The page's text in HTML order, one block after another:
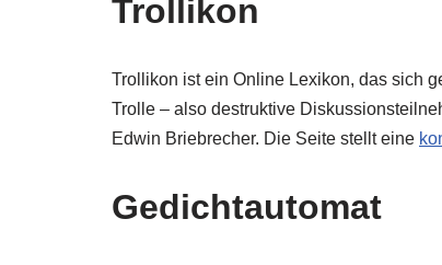
Trollikon
Trollikon ist ein Online Lexikon, das sich
Trolle – also destruktive
Edwin Briebrecher. Die Seite stellt eine
Gedichtautomat